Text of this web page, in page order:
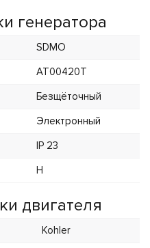
генератора
SDMO
AT00420T
Безщёточный
Электронный
IP 23
H
двигателя
Kohler